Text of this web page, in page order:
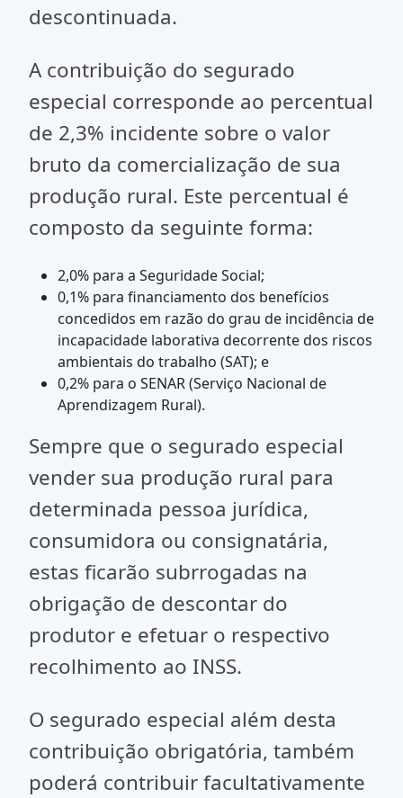
descontinuada.
A contribuição do segurado
especial corresponde ao percentual
de 2,3% incidente sobre o valor
bruto da comercialização de sua
produção rural. Este percentual é
composto da seguinte forma:
2,0% para a Seguridade Social;
0,1% para financiamento dos benefícios
concedidos em razão do grau de incidência de
incapacidade laborativa decorrente dos riscos
ambientais do trabalho (SAT); e
0,2% para o SENAR (Serviço Nacional de
Aprendizagem Rural).
Sempre que o segurado especial
vender sua produção rural para
determinada pessoa jurídica,
consumidora ou consignatária,
estas ficarão subrrogadas na
obrigação de descontar do
produtor e efetuar o respectivo
recolhimento ao INSS.
O segurado especial além desta
contribuição obrigatória, também
poderá contribuir facultativamente